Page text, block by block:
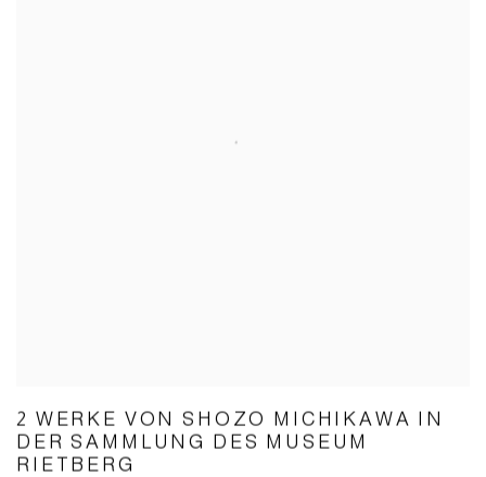
2 WERKE VON SHOZO MICHIKAWA IN
DER SAMMLUNG DES MUSEUM
RIETBERG